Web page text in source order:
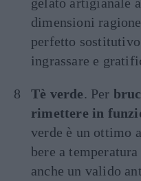
dimensioni
perfetto
ingrassare e
Tè verde. Per
rimettere in
verde è un ottimo
bere a
anche un valido